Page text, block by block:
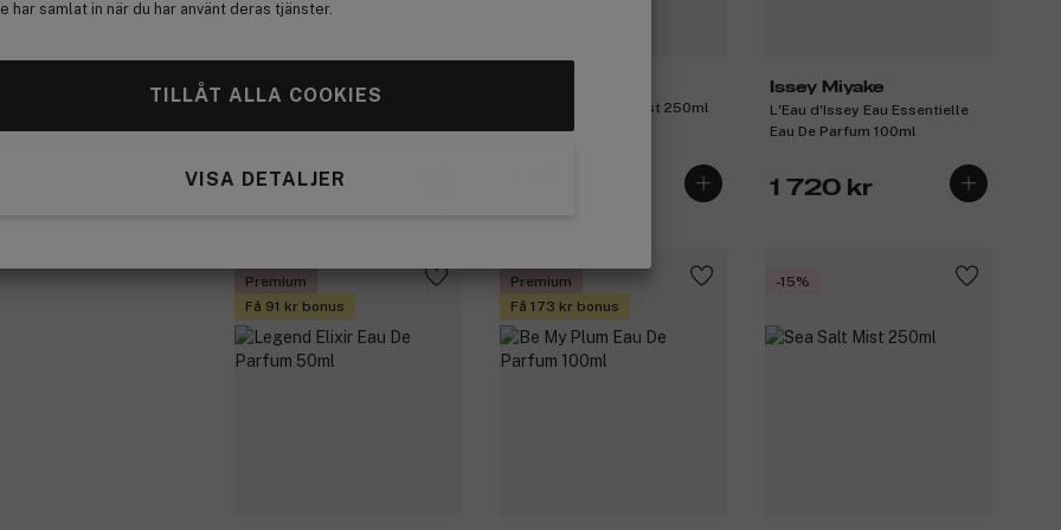
har samlat in när du har använt deras tjänster.
TILLÅT ALLA COOKIES
VISA DETALJER
NAK
Shine Mist 222ml
237 kr
Hydrate Detangle Mist 250ml
Issey Miyake
L'Eau d'Issey Eau Essentielle
Eau De Parfum 100ml
1 720 kr
Premium
Få 91 kr bonus
Premium
Få 173 kr bonus
-15%